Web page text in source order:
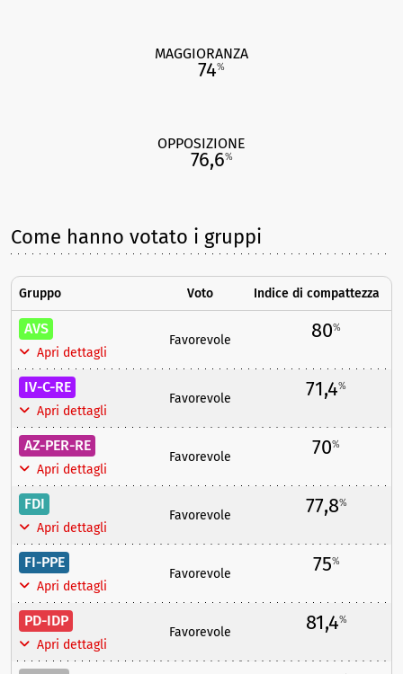
MAGGIORANZA
74%
OPPOSIZIONE
76,6%
Come hanno votato i gruppi
Gruppo Voto Indice di compattezza
AVS
Apri dettagli
Favorevole 80%
IV-C-RE
Apri dettagli
Favorevole 71,4%
AZ-PER-RE
Apri dettagli
Favorevole 70%
FDI
Apri dettagli
Favorevole 77,8%
FI-PPE
Apri dettagli
Favorevole 75%
PD-IDP
Apri dettagli
Favorevole 81,4%